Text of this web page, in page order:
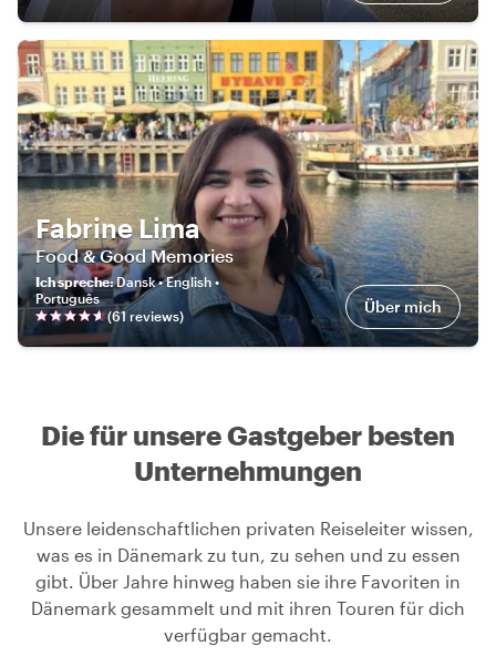
Fabrine Lima
Food & Good Memories
Ich spreche:Dansk • English •
Português
(61 reviews) Über mich
Die für unsere Gastgeber besten
Unternehmungen
Unsere leidenschaftlichen privaten Reiseleiter wissen,
was es in Dänemark zu tun, zu sehen und zu essen
gibt. Über Jahre hinweg haben sie ihre Favoriten in
Dänemark gesammelt und mit ihren Touren für dich
verfügbar gemacht.